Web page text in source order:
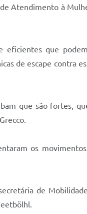
Atendimento à
eficientes que
de escape contra
que são fortes,
os
de